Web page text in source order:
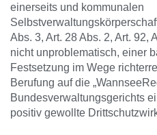
einerseits und kommunalen
Abs. 3, Art. 28 Abs. 2, Art. 92,
nicht unproblematisch, einer
Festsetzung im Wege
Berufung auf die
Bundesverwaltungsgerichts
positiv gewollte